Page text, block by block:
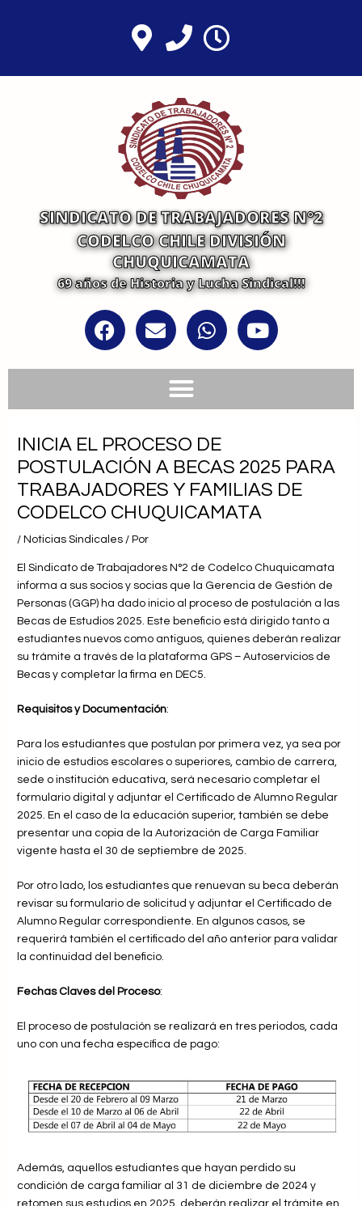
SINDICATO DE TRABAJADORES N°2
CODELCO CHILE DIVISIÓN
CHUQUICAMATA
69 años de Historia y Lucha Sindical!!!
a
c
k
n
v
e
h
a
p
o
u
INICIA EL PROCESO DE
POSTULACIÓN A BECAS 2025 PARA
TRABAJADORES Y FAMILIAS DE
CODELCO CHUQUICAMATA
/ Noticias Sindicales / Por
El Sindicato de Trabajadores N°2 de Codelco Chuquicamata
informa a sus socios y socias que la Gerencia de Gestión de
Personas (GGP) ha dado inicio al proceso de postulación a las
Becas de Estudios 2025. Este beneficio está dirigido tanto a
estudiantes nuevos como antiguos, quienes deberán realizar
su trámite a través de la plataforma GPS – Autoservicios de
Becas y completar la firma en DEC5.
Requisitos y Documentación:
Para los estudiantes que postulan por primera vez, ya sea por
inicio de estudios escolares o superiores, cambio de carrera,
sede o institución educativa, será necesario completar el
formulario digital y adjuntar el Certificado de Alumno Regular
2025. En el caso de la educación superior, también se debe
presentar una copia de la Autorización de Carga Familiar
vigente hasta el 30 de septiembre de 2025.
Por otro lado, los estudiantes que renuevan su beca deberán
revisar su formulario de solicitud y adjuntar el Certificado de
Alumno Regular correspondiente. En algunos casos, se
requerirá también el certificado del año anterior para validar
la continuidad del beneficio.
Fechas Claves del Proceso:
El proceso de postulación se realizará en tres periodos, cada
uno con una fecha específica de pago:
Además, aquellos estudiantes que hayan perdido su
condición de carga familiar al 31 de diciembre de 2024 y